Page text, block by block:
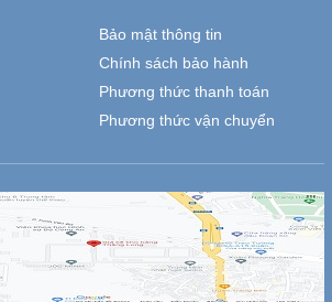
Bảo mật thông tin
Chính sách bảo hành
Phương thức thanh toán
Phương thức vận chuyển